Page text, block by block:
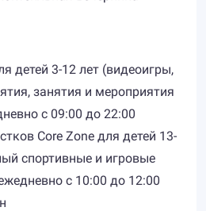
детей 3-12 лет (видеоигры,
занятия и мероприятия
с 09:00 до 22:00
Core Zone для детей 13-
спортивные и игровые
с 10:00 до 12:00